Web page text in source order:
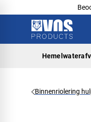
Binnenriolering